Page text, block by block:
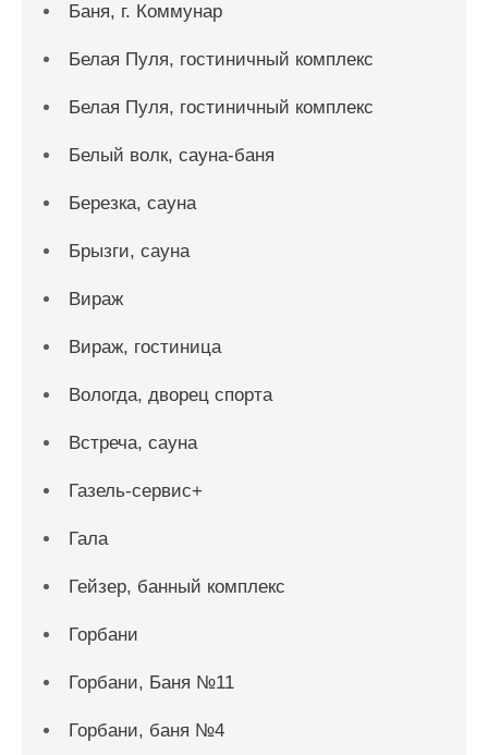
Баня, г. Коммунар
Белая Пуля, гостиничный комплекс
Белая Пуля, гостиничный комплекс
Белый волк, сауна-баня
Березка, сауна
Брызги, сауна
Вираж
Вираж, гостиница
Вологда, дворец спорта
Встреча, сауна
Газель-сервис+
Гала
Гейзер, банный комплекс
Горбани
Горбани, Баня №11
Горбани, баня №4